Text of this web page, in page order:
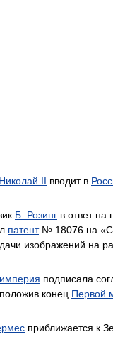
Николай II вводит в
Б. Розинг в ответ
патент№ 18076 на
изображений на
подписала
, положив конец Первой
приближается к